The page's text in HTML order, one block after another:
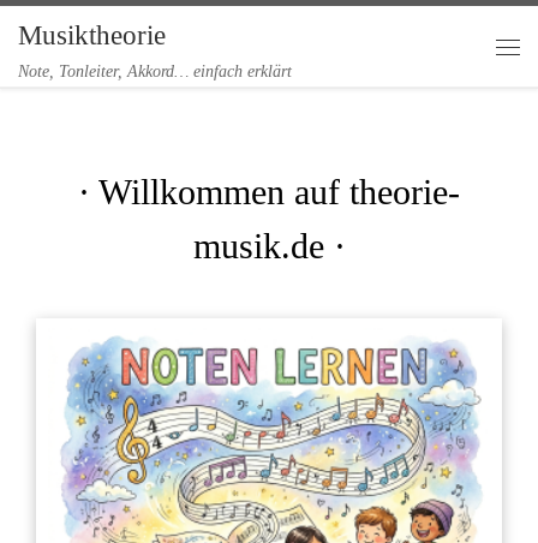
Zum Inhalt springen
Musiktheorie
Note, Tonleiter, Akkord… einfach erklärt
· Willkommen auf theorie-
musik.de ·